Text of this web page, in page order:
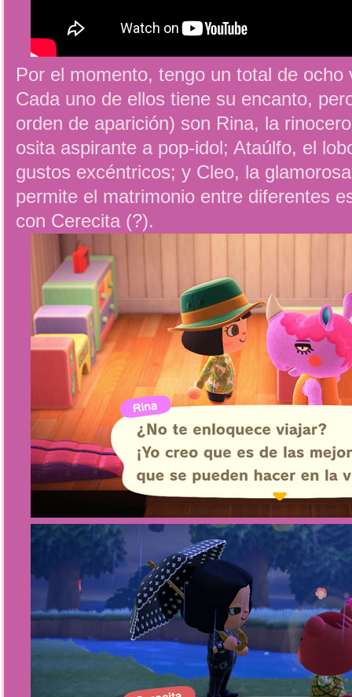
Por el momento, tengo un total de ocho
Cada uno de ellos tiene su encanto,
orden de aparición) son Rina, la
osita aspirante a pop-idol; Ataúlfo, el
gustos excéntricos; y Cleo, la
permite el matrimonio entre diferentes
con Cerecita (?).